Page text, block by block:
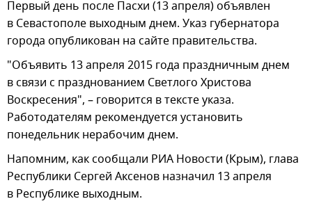
Первый день после Пасхи (13 апреля) объявлен
в Севастополе выходным днем. Указ губернатора
города опубликован на сайте правительства.
"Объявить 13 апреля 2015 года праздничным днем
в связи с празднованием Светлого Христова
Воскресения", – говорится в тексте указа.
Работодателям рекомендуется установить
понедельник нерабочим днем.
Напомним, как сообщали РИА Новости (Крым), глава
Республики Сергей Аксенов назначил 13 апреля
в Республике выходным.